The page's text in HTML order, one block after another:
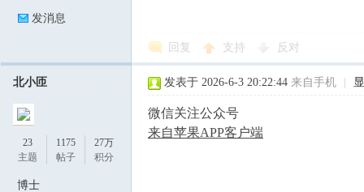
发消息
回复 支持 反对
北小匝
23
主题
1175
帖子
27万
积分
博士
发表于 2026-6-3 20:22:44 来自手机
微信关注公众号
来自苹果APP客户端